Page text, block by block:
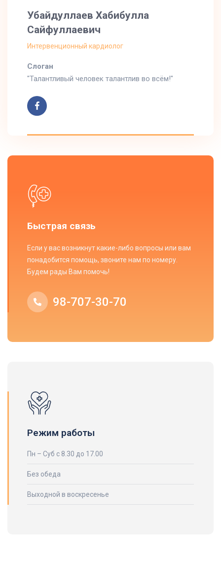
Убайдуллаев Хабибулла
Сайфуллаевич
Интервенционный кардиолог
Cлоган
"Талантливый человек талантлив во всём!"
Быстрая связь
Если у вас возникнут какие-либо вопросы или вам
понадобится помощь, звоните нам по номеру.
Будем рады Вам помочь!
98-707-30-70
Режим работы
Пн – Суб с 8.30 до 17.00
Без обеда
Выходной в воскресенье